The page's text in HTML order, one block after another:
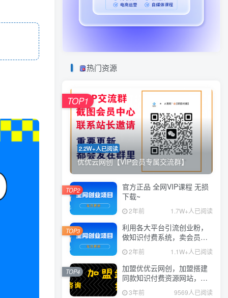
热门资源
2.2W+人已阅读
优优云网创【VIP会员专属交流群】
TOP1
官方正品 全网VIP课程 无损
下载~
2年前 1.7W+人已阅读
TOP2
利用各大平台引流创业粉，
做知识付费系统，卖会员，
卖课程，实现日入几百几千
2年前 1.1W+人已阅读
TOP3
加盟优优云网创，加盟搭建
同款知识付费资源网站，实
现长期稳定被动收入~
3年前 9569人已阅读
TOP4